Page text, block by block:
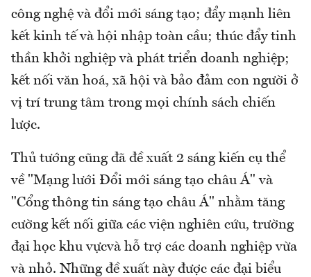
công nghệ và đổi mới sáng tạo; đẩy mạnh liên
kết kinh tế và hội nhập toàn cầu; thúc đẩy tinh
thần khởi nghiệp và phát triển doanh nghiệp;
kết nối văn hoá, xã hội và bảo đảm con người ở
vị trí trung tâm trong mọi chính sách chiến
lược.
Thủ tướng cũng đã đề xuất 2 sáng kiến cụ thể
về "Mạng lưới Đổi mới sáng tạo châu Á" và
"Cổng thông tin sáng tạo châu Á" nhằm tăng
cường kết nối giữa các viện nghiên cứu, trường
đại học khu vựcvà hỗ trợ các doanh nghiệp vừa
và nhỏ. Những đề xuất này được các đại biểu